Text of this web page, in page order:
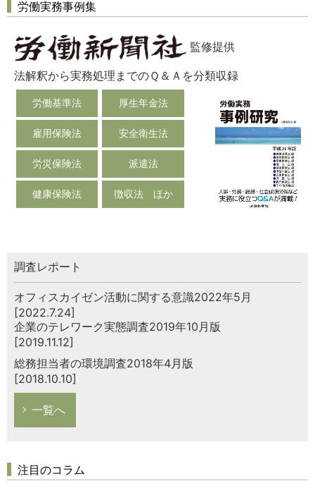
労働実務事例集
監修提供
法解釈から実務処理までのＱ＆Ａを分類収録
労働基準法 厚生年金法
雇用保険法 安全衛生法
労災保険法 派遣法
健康保険法 徴収法 ほか
調査レポート
オフィスカイゼン活動に関する意識2022年5月
[2022.7.24]
企業のテレワーク実態調査2019年10月版
[2019.11.12]
総務担当者の環境調査2018年4月版
[2018.10.10]
一覧へ
注目のコラム